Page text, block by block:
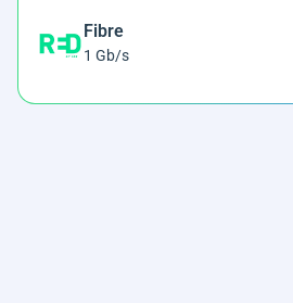
Fibre
1 Gb/s